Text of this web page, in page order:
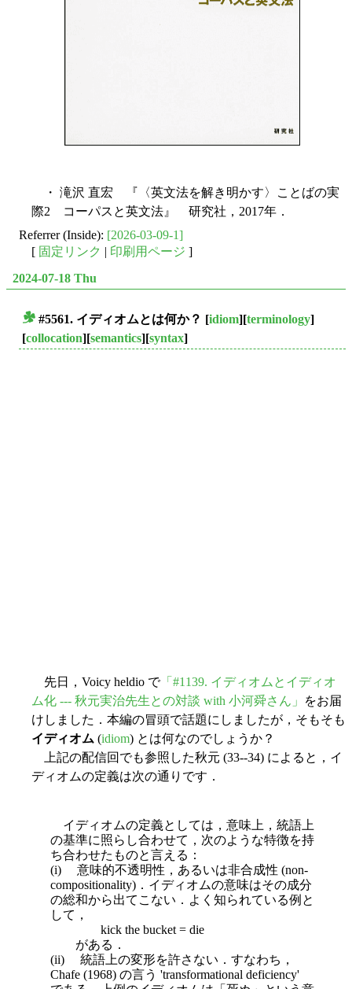
・ 滝沢 直宏 『〈英文法を解き明かす〉ことばの実
際2 コーパスと英文法』 研究社，2017年．
Referrer (Inside): [2026-03-09-1]
[ 固定リンク | 印刷用ページ ]
2024-07-18 Thu
#5561. イディオムとは何か？ [idiom][terminology]
[collocation][semantics][syntax]
先日，Voicy heldio で「#1139. イディオムとイディオ
ム化 --- 秋元実治先生との対談 with 小河舜さん」
をお届
けしました．本編の冒頭で話題にしましたが，そもそも
イディオム (idiom) とは何なのでしょうか？
上記の配信回でも参照した秋元 (33--34) によると，イ
ディオムの定義は次の通りです．
イディオムの定義としては，意味上，統語上
の基準に照らし合わせて，次のような特徴を持
ち合わせたものと言える：
(i) 意味的不透明性，あるいは非合成性 (non-
compositionality)．イディオムの意味はその成分
の総和から出てこない．よく知られている例と
して，
kick the bucket = die
がある．
(ii) 統語上の変形を許さない．すなわち，
Chafe (1968) の言う 'transformational deficiency'